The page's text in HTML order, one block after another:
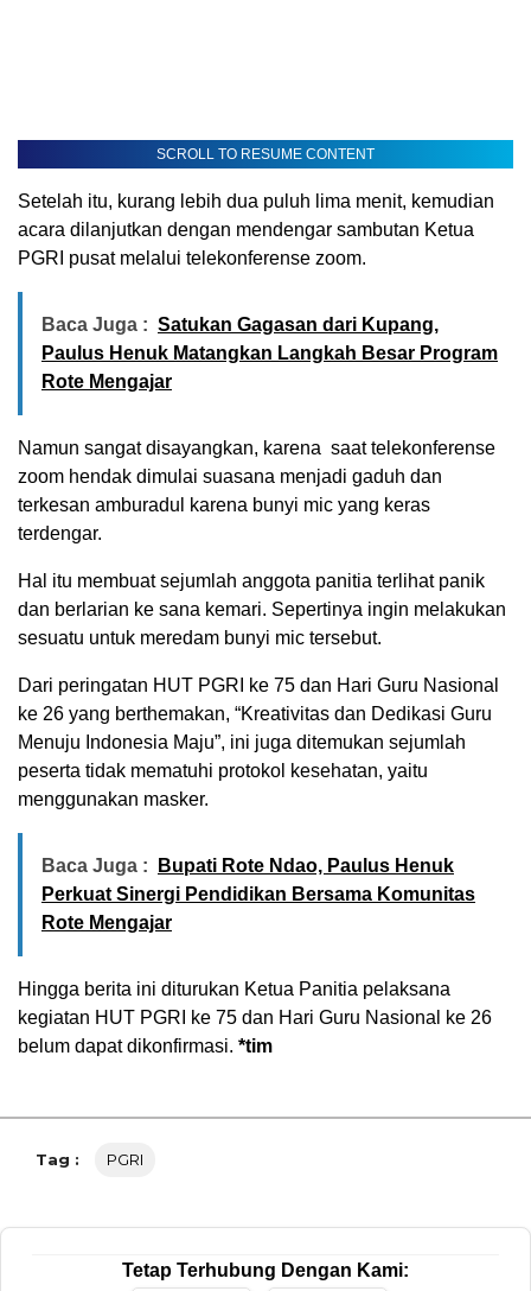
SCROLL TO RESUME CONTENT
Setelah itu, kurang lebih dua puluh lima menit, kemudian
acara dilanjutkan dengan mendengar sambutan Ketua
PGRI pusat melalui telekonferense zoom.
Baca Juga : Satukan Gagasan dari Kupang,
Paulus Henuk Matangkan Langkah Besar Program
Rote Mengajar
Namun sangat disayangkan, karena saat telekonferense
zoom hendak dimulai suasana menjadi gaduh dan
terkesan amburadul karena bunyi mic yang keras
terdengar.
Hal itu membuat sejumlah anggota panitia terlihat panik
dan berlarian ke sana kemari. Sepertinya ingin melakukan
sesuatu untuk meredam bunyi mic tersebut.
Dari peringatan HUT PGRI ke 75 dan Hari Guru Nasional
ke 26 yang berthemakan, “Kreativitas dan Dedikasi Guru
Menuju Indonesia Maju”, ini juga ditemukan sejumlah
peserta tidak mematuhi protokol kesehatan, yaitu
menggunakan masker.
Baca Juga :
Bupati Rote Ndao, Paulus Henuk
Perkuat Sinergi Pendidikan Bersama Komunitas
Rote Mengajar
Hingga berita ini diturukan Ketua Panitia pelaksana
kegiatan HUT PGRI ke 75 dan Hari Guru Nasional ke 26
belum dapat dikonfirmasi. *tim
Tag : PGRI
Tetap Terhubung Dengan Kami: